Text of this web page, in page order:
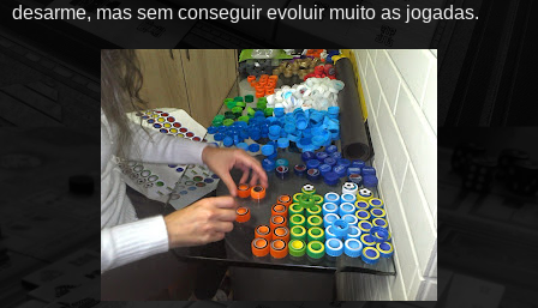
desarme, mas sem conseguir evoluir muito as jogadas.